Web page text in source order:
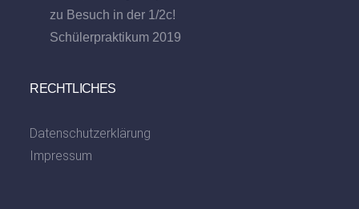
zu Besuch in der 1/2c!
Schülerpraktikum 2019
RECHTLICHES
Datenschutzerklärung
Impressum